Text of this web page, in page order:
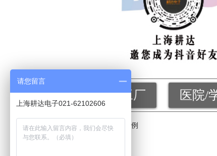
企业/工厂 医院/
首页 >> 成功案例
请您留言
上海耕达电子021-62102606